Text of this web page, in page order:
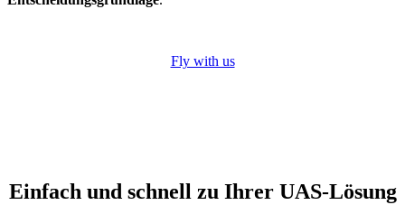
Fly with us
Einfach und schnell zu Ihrer UAS-Lösung